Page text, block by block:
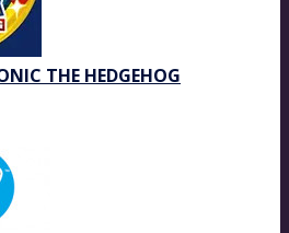
THE HEDGEHOG